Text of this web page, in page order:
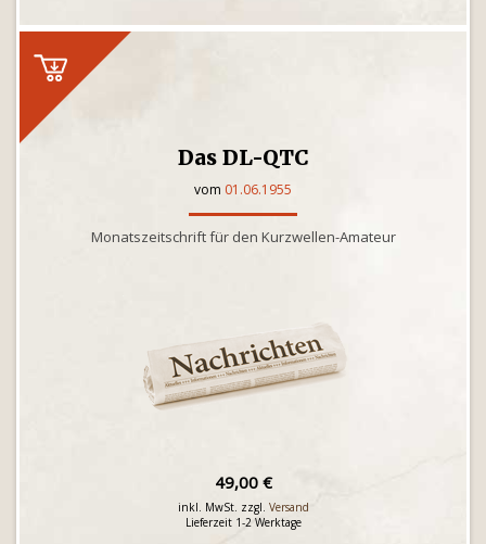
Das DL-QTC
vom 01.06.1955
Monatszeitschrift für den Kurzwellen-Amateur
49,00 €
inkl. MwSt. zzgl. Versand
Lieferzeit 1-2 Werktage